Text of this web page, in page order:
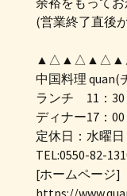
(営業終了直後
中国料理 quan(
ランチ 11：30
ディナー17：00
定休日：水曜
TEL:0550-82-
[ホームページ]
https://